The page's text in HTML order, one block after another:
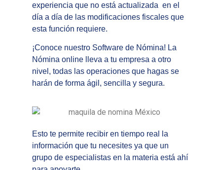
experiencia que no está actualizada en el
día a día de las modificaciones fiscales que
esta función requiere.
¡Conoce nuestro Software de Nómina! La
Nómina onlinelleva a tu empresa a otro
nivel, todas las operaciones que hagas se
harán de forma ágil, sencilla y segura.
Esto te permite recibir en tiempo real la
información que tu necesites ya que un
grupo de especialistas en la materia está ahí